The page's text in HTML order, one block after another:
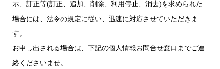
示、訂正等(訂正、追加、削除、利用停止、消去)を求められた
場合には、法令の規定に従い、迅速に対応させていただきま
す。
お申し出される場合は、下記の個人情報お問合せ窓口までご連
絡くださいませ。